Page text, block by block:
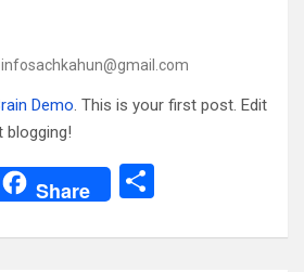
infosachkahun@gmail.com
Demo. This is your first post. Edit
blogging!
Share
ar